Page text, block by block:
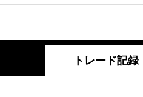
トレード記録